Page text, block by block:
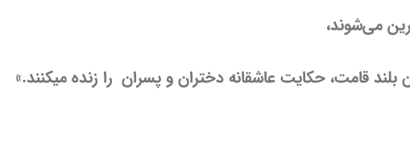
می‌شوند،
بلند قامت، حکایت عاشقانه دختران و پسران را زنده میکنند.»